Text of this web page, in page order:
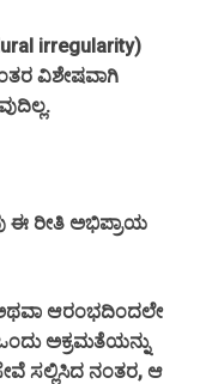
irregularity)
ವಿಶೇಷವಾಗಿ
ಈ ರೀತಿ ಅಭಿಪ್ರಾಯ
ಆರಂಭದಿಂದಲೇ
ಅಕ್ರಮತೆಯನ್ನು
ಸಲ್ಲಿಸಿದ ನಂತರ, ಆ